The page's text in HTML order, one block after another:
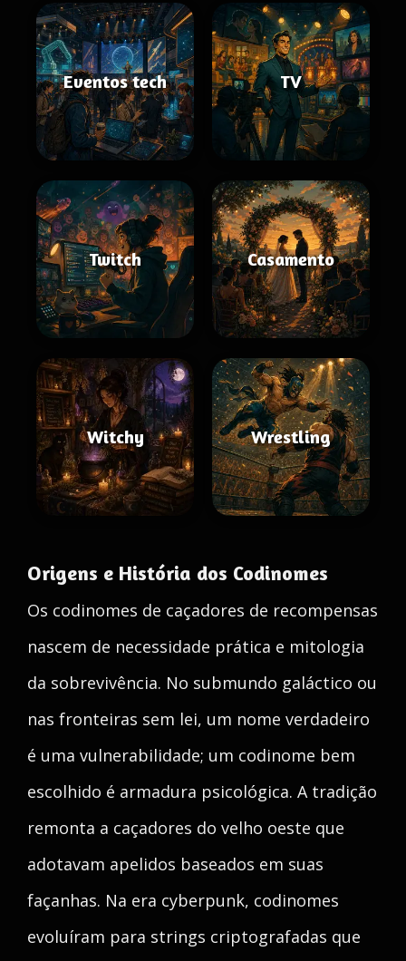
Eventos tech TV
Twitch Casamento
Witchy Wrestling
Origens e História dos Codinomes
Os codinomes de caçadores de recompensas
nascem de necessidade prática e mitologia
da sobrevivência. No submundo galáctico ou
nas fronteiras sem lei, um nome verdadeiro
é uma vulnerabilidade; um codinome bem
escolhido é armadura psicológica. A tradição
remonta a caçadores do velho oeste que
adotavam apelidos baseados em suas
façanhas. Na era cyberpunk, codinomes
evoluíram para strings criptografadas que